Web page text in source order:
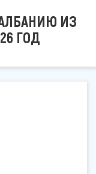
ИЗ
ГОД